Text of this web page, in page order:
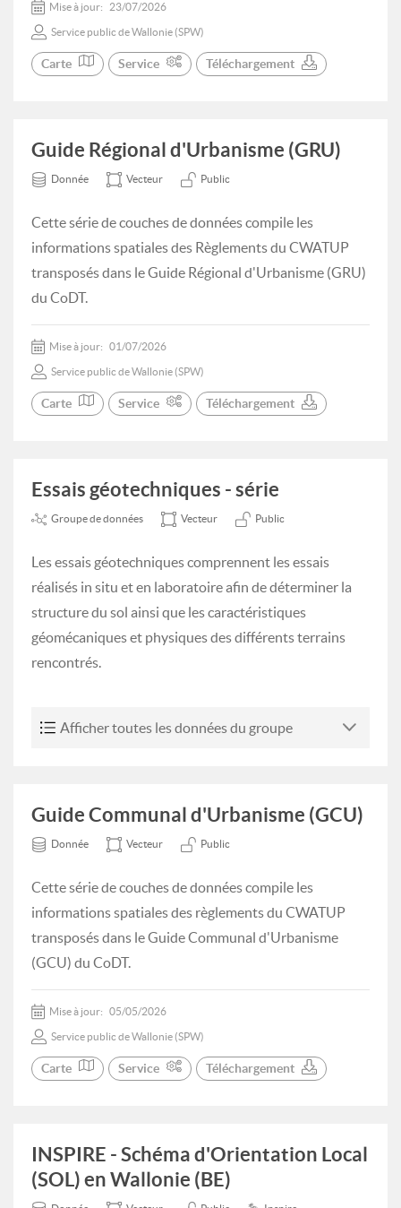
Mise à jour: 23/07/2026
Service public de Wallonie (SPW)
Carte Service Téléchargement
Guide Régional d'Urbanisme (GRU)
Donnée Vecteur Public
Cette série de couches de données compile les
informations spatiales des Règlements du CWATUP
transposés dans le Guide Régional d'Urbanisme (GRU)
du CoDT.
Mise à jour: 01/07/2026
Service public de Wallonie (SPW)
Carte Service Téléchargement
Essais géotechniques - série
Groupe de données Vecteur Public
Les essais géotechniques comprennent les essais
réalisés in situ et en laboratoire afin de déterminer la
structure du sol ainsi que les caractéristiques
géomécaniques et physiques des différents terrains
rencontrés.
Afficher toutes les données du groupe
Guide Communal d'Urbanisme (GCU)
Donnée Vecteur Public
Cette série de couches de données compile les
informations spatiales des règlements du CWATUP
transposés dans le Guide Communal d'Urbanisme
(GCU) du CoDT.
Mise à jour: 05/05/2026
Service public de Wallonie (SPW)
Carte Service Téléchargement
INSPIRE - Schéma d'Orientation Local
(SOL) en Wallonie (BE)